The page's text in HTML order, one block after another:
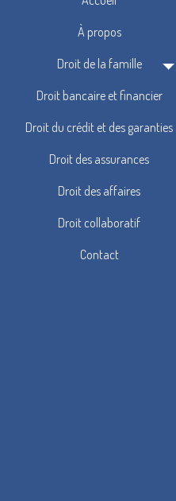
À propos
Droit de la famille
Droit bancaire et financier
Droit du crédit et des garanties
Droit des assurances
Droit des affaires
Droit collaboratif
Contact